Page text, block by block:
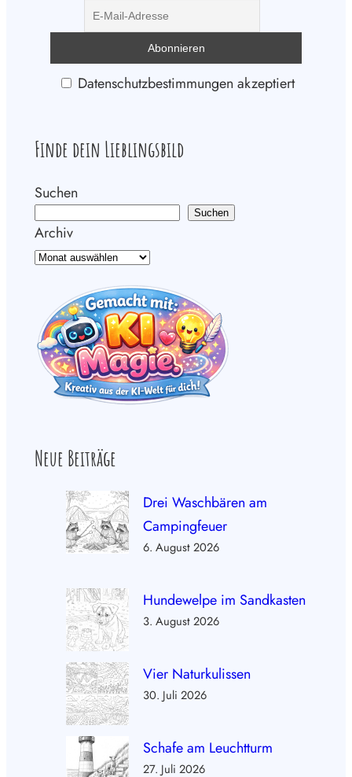
Datenschutzbestimmungen akzeptiert
Finde dein Lieblingsbild
Suchen
Suchen
Archiv
Neue Beiträge
Drei Waschbären am
Campingfeuer
6. August 2026
Hundewelpe im Sandkasten
3. August 2026
Vier Naturkulissen
30. Juli 2026
Schafe am Leuchtturm
27. Juli 2026